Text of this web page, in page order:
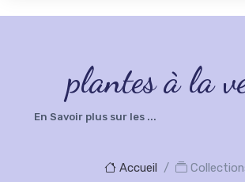
plantes à la
En Savoir plus sur les ...
Accueil